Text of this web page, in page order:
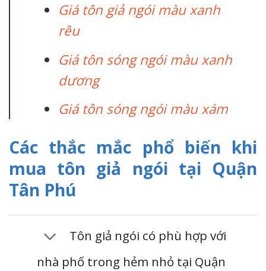
Giá tôn giả ngói màu xanh
rêu
Giá tôn sóng ngói màu xanh
dương
Giá tôn sóng ngói màu xám
Các thắc mắc phổ biến khi
mua tôn giả ngói tại Quận
Tân Phú
Tôn giả ngói có phù hợp với
nhà phố trong hẻm nhỏ tại Quận